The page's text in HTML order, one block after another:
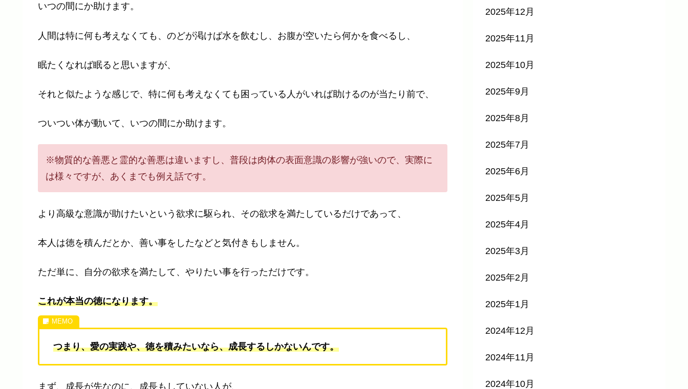
いつの間にか助けます。
人間は特に何も考えなくても、のどが渇けば水を飲むし、お腹が空いたら何かを食べるし、
眠たくなれば眠ると思いますが、
それと似たような感じで、特に何も考えなくても困っている人がいれば助けるのが当たり前で、
ついつい体が動いて、いつの間にか助けます。
※物質的な善悪と霊的な善悪は違いますし、普段は肉体の表面意識の影響が強いので、実際に
は様々ですが、あくまでも例え話です。
より高級な意識が助けたいという欲求に駆られ、その欲求を満たしているだけであって、
本人は徳を積んだとか、善い事をしたなどと気付きもしません。
ただ単に、自分の欲求を満たして、やりたい事を行っただけです。
これが本当の徳になります。
つまり、愛の実践や、徳を積みたいなら、成長するしかないんです。
まず、成長が先なのに、成長もしていない人が、
2025年12月
2025年11月
2025年10月
2025年9月
2025年8月
2025年7月
2025年6月
2025年5月
2025年4月
2025年3月
2025年2月
2025年1月
2024年12月
2024年11月
2024年10月